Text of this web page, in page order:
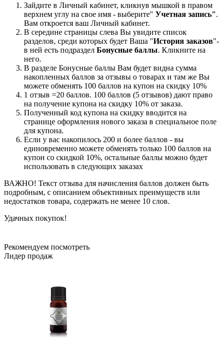
Зайдите в Личный кабинет, кликнув мышкой в правом
верхнем углу на свое имя - выберите" Учетная запись".
Вам откроется ваш Личный кабинет.
В середине страницы слева Вы увидите список
разделов, среди которых будет Ваша "История заказов"-
в ней есть подраздел Бонусные баллы. Кликните на
него.
В разделе Бонусные баллы Вам будет видна сумма
накопленных баллов за отзывы о товарах и там же Вы
можете обменять 100 баллов на купон на скидку 10%
1 отзыв =20 баллов. 100 баллов (5 отзывов) дают право
на получение купона на скидку 10% от заказа.
Полученный код купона на скидку вводится на
странице оформления нового заказа в специальное поле
для купона.
Если у вас накопилось 200 и более баллов - вы
единовременно можете обменять только 100 баллов на
купон со скидкой 10%, остальные баллы можно будет
использовать в следующих заказах
ВАЖНО! Текст отзыва для начисления баллов должен быть
подробным, с описанием объективных преимуществ или
недостатков товара, содержать не менее 10 слов.
Удачных покупок!
Рекомендуем посмотреть
Лидер продаж